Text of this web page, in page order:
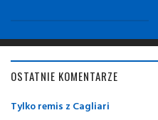
OSTATNIE KOMENTARZE
Tylko remis z Cagliari